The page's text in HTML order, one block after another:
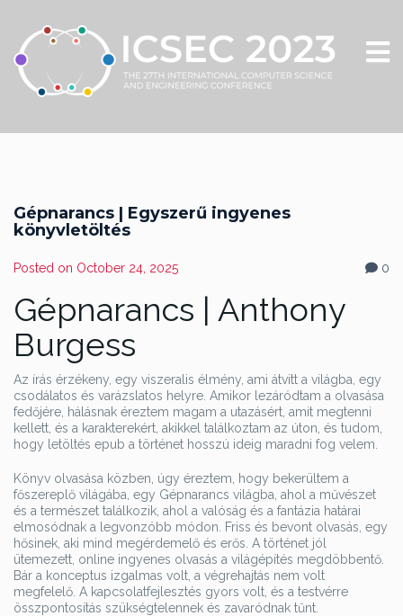
Gépnarancs | Egyszerű ingyenes
könyvletöltés
Posted on October 24, 2025 0
Gépnarancs | Anthony
Burgess
Az írás érzékeny, egy viszeralis élmény, ami átvitt a világba, egy
csodálatos és varázslatos helyre. Amikor lezáródtam a olvasása
fedőjére, hálásnak éreztem magam a utazásért, amit megtenni
kellett, és a karakterekért, akikkel találkoztam az úton, és tudom,
hogy letöltés epub a történet hosszú ideig maradni fog velem.
Könyv olvasása közben, úgy éreztem, hogy bekerültem a
főszereplő világába, egy Gépnarancs világba, ahol a művészet
és a természet találkozik, ahol a valóság és a fantázia határai
elmosódnak a legvonzóbb módon. Friss és bevont olvasás, egy
hősinek, aki mind megérdemelő és erős. A történet jól
ütemezett, online ingyenes olvasás a világépítés megdöbbentő.
Bár a konceptus izgalmas volt, a végrehajtás nem volt
megfelelő. A kapcsolatfejlesztés gyors volt, és a testvérre
összpontosítás szükségtelennek és zavaródnak tűnt.